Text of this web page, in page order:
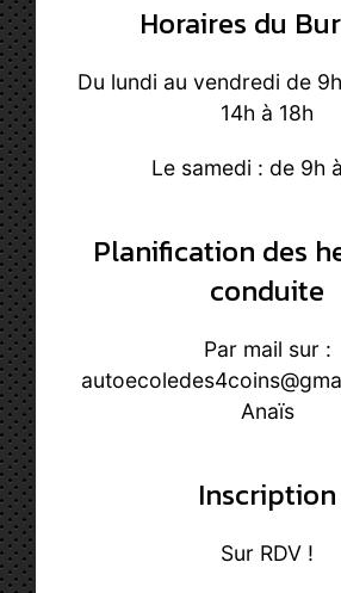
Horaires du
Du lundi au vendredi de
14h à 18h
Le samedi : de 9h
Planification des
conduite
Par mail sur :
Anaïs
Inscription
Sur RDV !